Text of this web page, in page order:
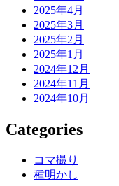
2025年4月
2025年3月
2025年2月
2025年1月
2024年12月
2024年11月
2024年10月
Categories
コマ撮り
種明かし